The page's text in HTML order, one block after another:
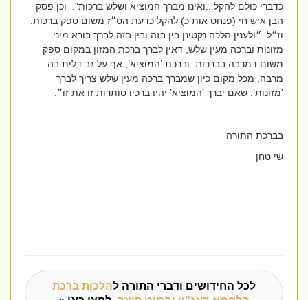
כדברי כולם להקל...ואינו מברך המוציא ושלש ברכות". וכן פסק
הבן איש חי (פנחס אות כ) להקל כדעת הט״ז משום ספק ברכות.
וז״ל: ״ולענין הלכה נקטינן בין בזה ובין בזה לברך בורא מיני
מזונות וברכה מעין שלש, דאין לברך ברכת המזון במקום ספק
משום דמרבה בברכות. וברכת ’המוציא’, אף על גב דלית בה
מרבה, מכל מקום כיון שמברך ברכה מעין שלש צריך לברך
’מזונות’, שאם יברך ’המוציא’ יהיו ברכיו סותרות זו את זו״.
בברכת התורה
שי טחן
לכל החידושים ודברי התורה להלכות ברכת